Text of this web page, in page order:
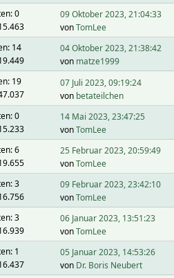
0
09 Oktober 2023, 21:04:33
vonTomLee
14
04 Oktober 2023, 21:38:42
von matze1999
19
07 Juli 2023, 09:19:24
von betateilchen
0
14 Mai 2023, 23:47:25
vonTomLee
6
25 Februar 2023, 20:59:49
vonTomLee
3
09 Februar 2023, 23:42:10
vonTomLee
3
06 Januar 2023, 13:51:23
vonTomLee
1
05 Januar 2023, 14:53:26
von Dr. Boris Neubert